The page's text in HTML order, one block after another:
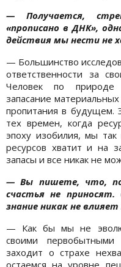
— Получается,
«прописано в ДНК»,
действия мы нести не
— Большинство
ответственности за
Человек по природе
запасание
пропитания в будущем.
тех времен, когда
эпоху изобилия, мы
ресурсов хватит и на
запасы и все никак не
— Вы пишете, что,
счастья не
знание никак не
— Как бы мы не
своими
заходит о страхе
остаемся на уровне